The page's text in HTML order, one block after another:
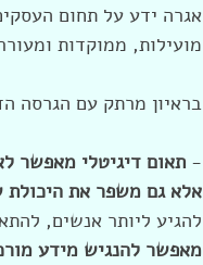
אגרה ידע על תחום
מועילות, ממוקדות
בראיון מרתק עם הגרסה
- תאום דיגיטלי מאפשר
אלא גם משפר את היכולת
להגיע ליותר אנשים,